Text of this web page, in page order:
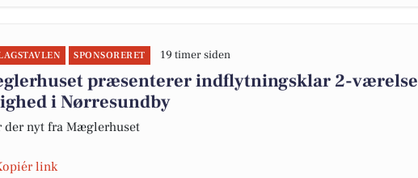
SPONSORERET 19 timer siden
præsenterer indflytningsklar 2-
i Nørresundby
der nyt fra Mæglerhuset
link